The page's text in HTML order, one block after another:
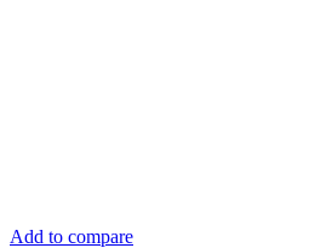
Add to compare